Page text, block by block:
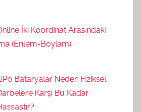
İki Koordinat Arasındaki
(Enlem-Boylam)
Bataryalar Neden Fiziksel
Karşı Bu Kadar